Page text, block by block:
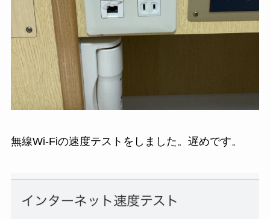
無線Wi-Fiの速度テストをしました。遅めです。